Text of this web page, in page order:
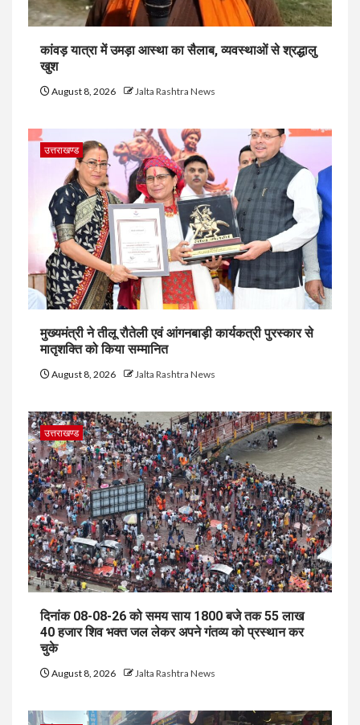
कांवड़ यात्रा में उमड़ा आस्था का सैलाब, व्यवस्थाओं से श्रद्धालु
खुश
August 8, 2026 Jalta Rashtra News
उत्तराखण्ड
मुख्यमंत्री ने तीलू रौतेली एवं आंगनबाड़ी कार्यकत्री पुरस्कार से
मातृशक्ति को किया सम्मानित
August 8, 2026 Jalta Rashtra News
उत्तराखण्ड
दिनांक 08-08-26 को समय साय 1800 बजे तक 55 लाख
40 हजार शिव भक्त जल लेकर अपने गंतव्य को प्रस्थान कर
चुके
August 8, 2026 Jalta Rashtra News